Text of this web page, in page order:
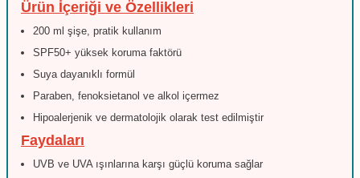
Ürün İçeriği ve Özellikleri
200 ml şişe, pratik kullanım
SPF50+ yüksek koruma faktörü
Suya dayanıklı formül
Paraben, fenoksietanol ve alkol içermez
Hipoalerjenik ve dermatolojik olarak test edilmiştir
Faydaları
UVB ve UVA ışınlarına karşı güçlü koruma sağlar